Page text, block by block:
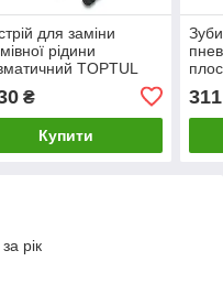
для заміни
рідини
TOPTUL
₴
Купити
311
рік